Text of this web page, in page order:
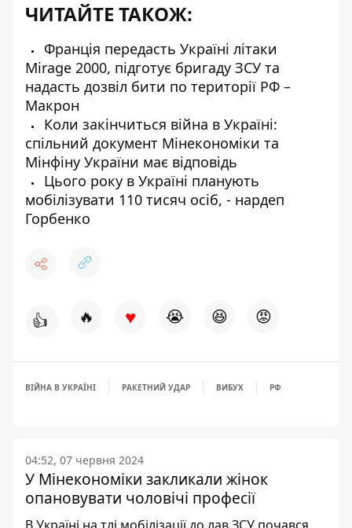
ЧИТАЙТЕ ТАКОЖ:
Франція передасть Україні літаки
Mirage 2000, підготує бригаду ЗСУ та
надасть дозвіл бити по території РФ –
Макрон
Коли закінчиться війна в Україні:
спільний документ Мінекономіки та
Мінфіну України має відповідь
Цього року в Україні планують
мобілізувати 110 тисяч осіб, - нардеп
Горбенко
👍 🔥 ♥ 😭 😆 😡
ВІЙНА В УКРАЇНІ РАКЕТНИЙ УДАР ВИБУХ РФ
04:52, 07 червня 2024
У Мінекономіки закликали жінок
опановувати чоловічі професії